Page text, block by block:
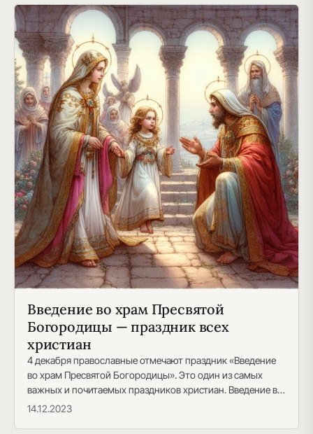
Введение во храм Пресвятой
Богородицы — праздник всех
христиан
4 декабря православные отмечают праздник «Введение
во храм Пресвятой Богородицы». Это один из самых
важных и почитаемых праздников христиан. Введение во
храм…
14.12.2023